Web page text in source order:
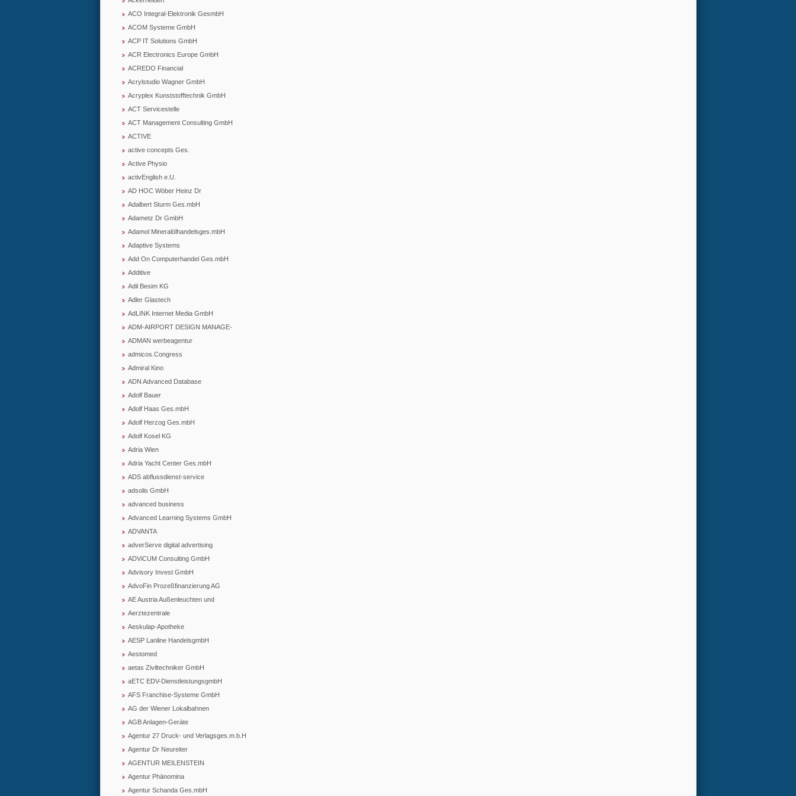
ACO Integral-Elektronik GesmbH
ACOM Systeme GmbH
ACP IT Solutions GmbH
ACR Electronics Europe GmbH
ACREDO Financial
Acrylstudio Wagner GmbH
Acryplex Kunststofftechnik GmbH
ACT Servicestelle
ACT Management Consulting GmbH
ACTIVE
active concepts Ges.
Active Physio
activEnglish e.U.
AD HOC Wöber Heinz Dr
Adalbert Sturm Ges.mbH
Adametz Dr GmbH
Adamol Mineralölhandelsges.mbH
Adaptive Systems
Add On Computerhandel Ges.mbH
Additive
Adil Besim KG
Adler Glastech
AdLINK Internet Media GmbH
ADM-AIRPORT DESIGN MANAGE-
ADMAN werbeagentur
admicos.Congress
Admiral Kino
ADN Advanced Database
Adolf Bauer
Adolf Haas Ges.mbH
Adolf Herzog Ges.mbH
Adolf Kosel KG
Adria Wien
Adria Yacht Center Ges.mbH
ADS abflussdienst-service
adsolis GmbH
advanced business
Advanced Learning Systems GmbH
ADVANTA
adverServe digital advertising
ADViCUM Consulting GmbH
Advisory Invest GmbH
AdvoFin Prozeßfinanzierung AG
AE Austria Außenleuchten und
Aerztezentrale
Aeskulap-Apotheke
AESP Lanline HandelsgmbH
Aestomed
aetas Ziviltechniker GmbH
aETC EDV-DienstleistungsgmbH
AFS Franchise-Systeme GmbH
AG der Wiener Lokalbahnen
AGB Anlagen-Geräte
Agentur 27 Druck- und Verlagsges.m.b.H
Agentur Dr Neureiter
AGENTUR MEILENSTEIN
Agentur Phänomina
Agentur Schanda Ges.mbH